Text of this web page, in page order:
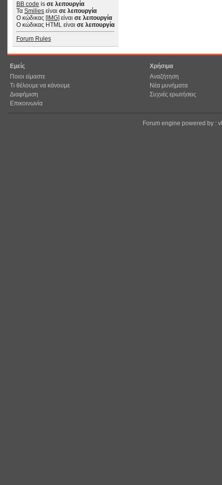
BB code is σε λειτουργία
Τα Smilies είναι σε λειτουργία
Ο κώδικας [IMG] είναι σε λειτουργία
Ο κώδικας HTML είναι σε λειτουργία
Forum Rules
Εμείς
Ποιοι είμαστε
Τι θέλουμε να κάνουμε
Διαφήμιση
Επικοινωνία
Χρήσιμα
Αναζήτηση
Νέα μυνήματα
Συχνές ερωτήσεις
Forum engine powered by :